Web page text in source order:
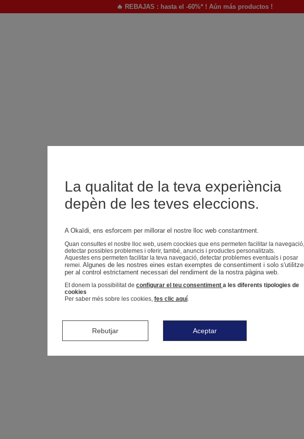
🔥 REBAJAS : hasta el -60%* ! Aún más productos !
La qualitat de la teva experiència
depèn de les teves eleccions.
A Okaïdi, ens esforcem per millorar el nostre lloc web constantment.
Quan consultes el nostre lloc web, usem coockies que ens permeten facilitar la navegació,
detectar possibles problemes i oferir, també, anuncis i productes personalitzats.
Aquestes ens permeten facilitar la teva navegació, detectar problemes eventuals i posar
remei. Algunes de les nostres eines estan exemptes de consentiment i solo
per al control estrictament necessari del rendiment de la nostra pàgina web.
Et donem la possibilitat de configurar el teu consentiment a les diferents tipologies de
cookies
Per saber més sobre les cookies, fes clic aquí.
Rebutjar Aceptar